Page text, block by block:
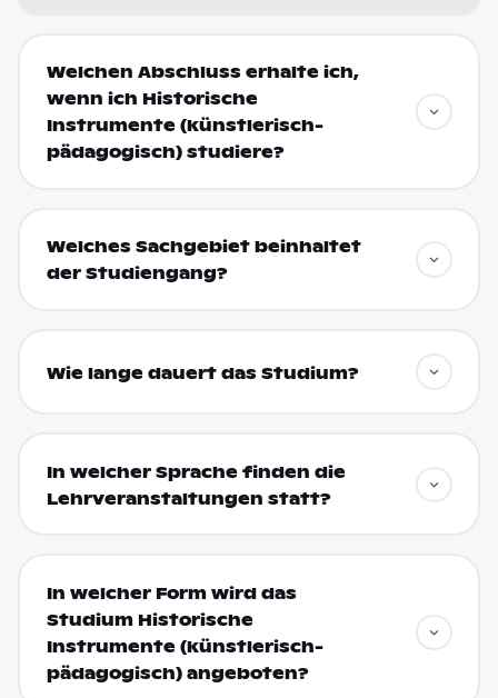
Welchen Abschluss erhalte ich,
wenn ich Historische
Instrumente (künstlerisch-
pädagogisch) studiere?
Welches Sachgebiet beinhaltet
der Studiengang?
Wie lange dauert das Studium?
In welcher Sprache finden die
Lehrveranstaltungen statt?
In welcher Form wird das
Studium Historische
Instrumente (künstlerisch-
pädagogisch) angeboten?